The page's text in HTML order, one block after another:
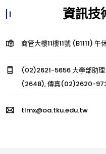
資訊技
商管大樓11樓11號 (B1111)
(02)2621-5656 大學部助
(2648), 傳真(02)2620-
tlmx@oa.tku.edu.tw